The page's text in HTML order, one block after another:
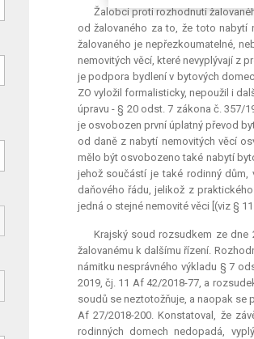
Žalobci proti rozhodnutí
od žalovaného za to, že toto nabytí
žalovaného je nepřezkoumatelné,
nemovitých věcí, které nevyplývají z
je podpora bydlení v bytových
ZO vyložil formalisticky, nepoužil i
úpravu - § 20 odst. 7 zákona č. 357/
je osvobozen první úplatný převod
od daně z nabytí nemovitých věcí
mělo být osvobozeno také nabytí
jehož součástí je také rodinný
daňového řádu, jelikož z
jedná o stejné nemovité věci [(viz §
Krajský soud rozsudkem ze dne
žalovanému k dalšímu řízení.
námitku nesprávného výkladu § 7
2019, čj. 11 Af 42/2018-77, a
soudů se neztotožňuje, a naopak se
Af 27/2018-200. Konstatoval, že
rodinných domech nedopadá,